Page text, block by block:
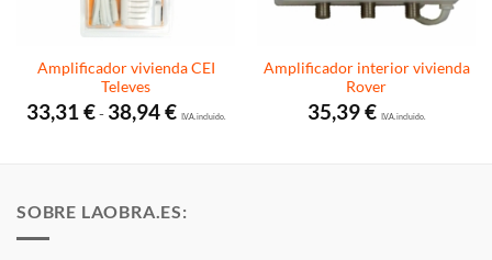
Amplificador vivienda CEI
Televes
33,31€- 38,94€Rango
de
I.V.A. incluido.
Amplificador interior vivienda
Rover
35,39€ I.V.A. incluido.
SOBRE LAOBRA.ES: